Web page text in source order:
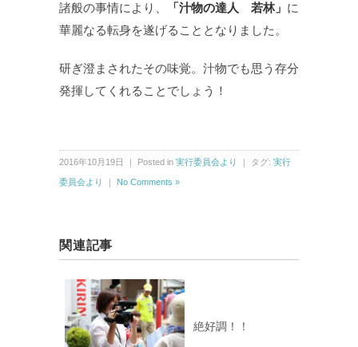
諸般の事情により、
「汁物の達人 若林」 に
華麗なる転身を遂げることとなりました。
研ぎ澄まされたその味覚。汁物でも思う存分
発揮してくれることでしょう！
2016年10月19日 ｜ Posted in 実行委員会より ｜ タグ: 実行
委員会より No Comments »
関連記事
絶好調！！